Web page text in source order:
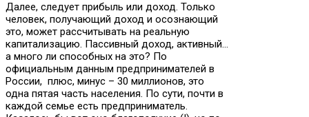
Далее, следует прибыль или доход. Только
человек, получающий доход и осознающий
это, может рассчитывать на реальную
капитализацию. Пассивный доход, активный…
а много ли способных на это? По
официальным данным предпринимателей в
России, плюс, минус – 30 миллионов, это
одна пятая часть населения. По сути, почти в
каждой семье есть предприниматель.